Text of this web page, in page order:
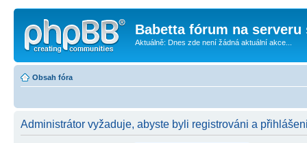
Babetta fórum na serveru
Aktuálně: Dnes zde není žádná aktuální akce...
Obsah fóra
Administrátor vyžaduje, abyste byli registrováni a